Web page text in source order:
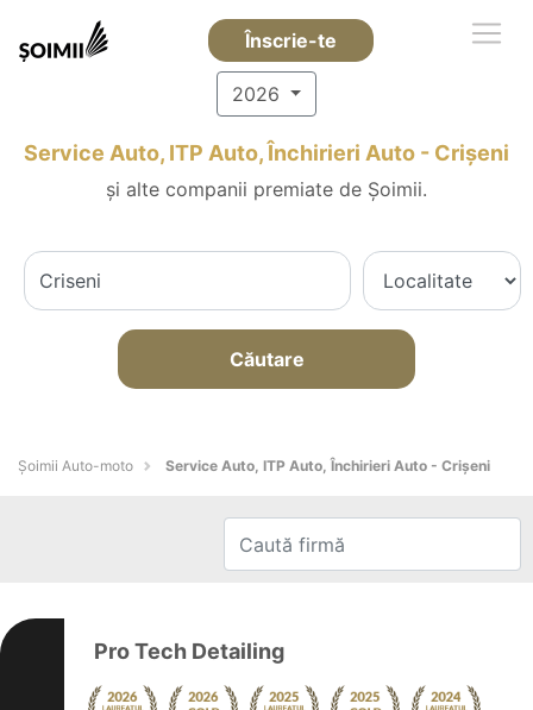
Înscrie-te
2026
Service Auto, ITP Auto, Închirieri Auto - Crişeni
și alte companii premiate de Șoimii.
Căutare
Șoimii Auto-moto Service Auto, ITP Auto, Închirieri Auto - Crişeni
Pro Tech Detailing